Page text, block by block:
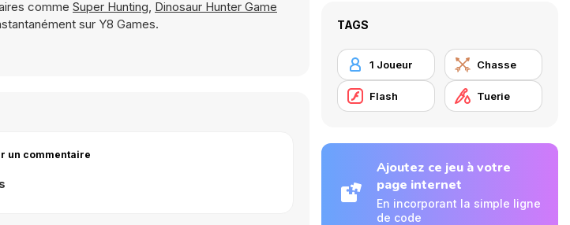
comme Super Hunting, Dinosaur Hunter Game
sur Y8 Games.
un commentaire
TAGS
1 Joueur Chasse
Flash Tuerie
Ajoutez ce jeu à votre
page internet
En incorporant la simple ligne
de code